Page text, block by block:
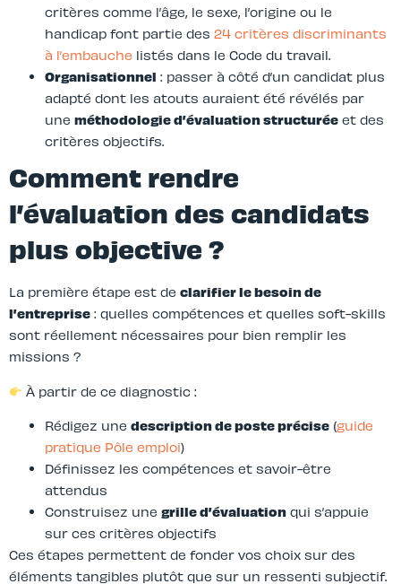
critères comme l’âge, le sexe, l’origine ou le
handicap font partie des 24 critères discriminants
à l’embauche listés dans le Code du travail.
Organisationnel : passer à côté d’un candidat plus
adapté dont les atouts auraient été révélés par
une méthodologie d’évaluation structurée et des
critères objectifs.
Comment rendre
l’évaluation des candidats
plus objective ?
La première étape est de clarifier le besoin de
l’entreprise : quelles compétences et quelles soft-skills
sont réellement nécessaires pour bien remplir les
missions ?
À partir de ce diagnostic :
Rédigez une description de poste précise (guide
pratique Pôle emploi)
Définissez les compétences et savoir-être
attendus
Construisez une grille d’évaluation qui s’appuie
sur ces critères objectifs
Ces étapes permettent de fonder vos choix sur des
éléments tangibles plutôt que sur un ressenti subjectif.